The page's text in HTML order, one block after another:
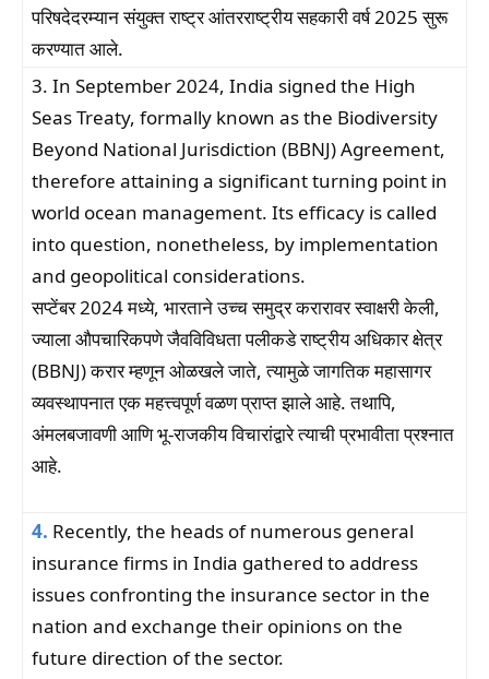
परिषदेदरम्यान संयुक्त राष्ट्र आंतरराष्ट्रीय सहकारी वर्ष 2025 सुरू
करण्यात आले.
3. In September 2024, India signed the High
Seas Treaty, formally known as the Biodiversity
Beyond National Jurisdiction (BBNJ) Agreement,
therefore attaining a significant turning point in
world ocean management. Its efficacy is called
into question, nonetheless, by implementation
and geopolitical considerations.
सप्टेंबर 2024 मध्ये, भारताने उच्च समुद्र करारावर स्वाक्षरी केली,
ज्याला औपचारिकपणे जैवविविधता पलीकडे राष्ट्रीय अधिकार क्षेत्र
(BBNJ) करार म्हणून ओळखले जाते, त्यामुळे जागतिक महासागर
व्यवस्थापनात एक महत्त्वपूर्ण वळण प्राप्त झाले आहे. तथापि,
अंमलबजावणी आणि भू-राजकीय विचारांद्वारे त्याची प्रभावीता प्रश्नात
आहे.
4. Recently, the heads of numerous general
insurance firms in India gathered to address
issues confronting the insurance sector in the
nation and exchange their opinions on the
future direction of the sector.